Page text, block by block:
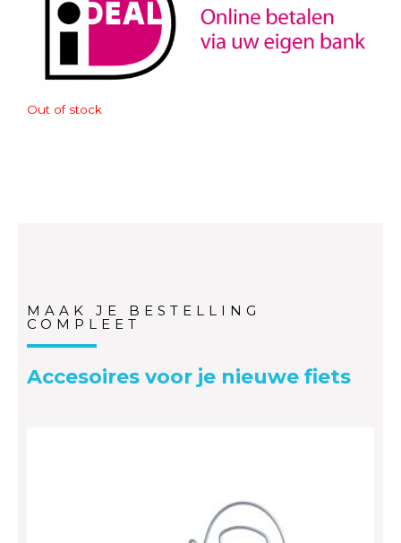
Out of stock
MAAK JE BESTELLING
COMPLEET
Accesoires voor je nieuwe fiets